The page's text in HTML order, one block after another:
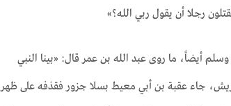
رجلا أن يقول ربي الله؟»
أيضاً، ما روى عبد الله بن عمر قال: «بينا النبي
جاء عقبة بن أبي معيط بسلا جزور فقذفه على ظهر